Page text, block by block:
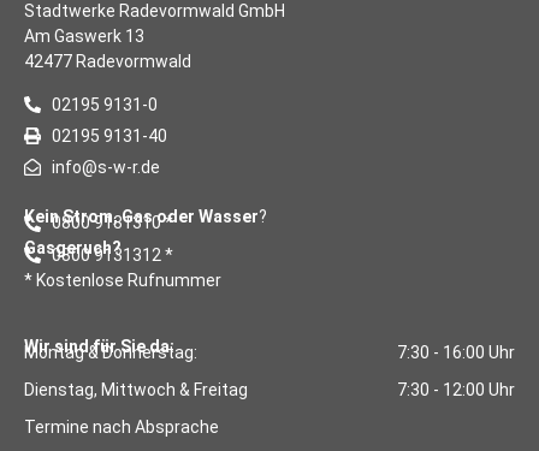
Stadtwerke Radevormwald GmbH
Am Gaswerk 13
42477 Radevormwald
02195 9131-0
02195 9131-40
info@s-w-r.de
Kein Strom, Gas oder Wasser?
0800 9131310 *
Gasgeruch?
0800 9131312 *
* Kostenlose Rufnummer
Wir sind für Sie da:
Montag & Donnerstag:
7:30 - 16:00 Uhr
Dienstag, Mittwoch & Freitag
7:30 - 12:00 Uhr
Termine nach Absprache